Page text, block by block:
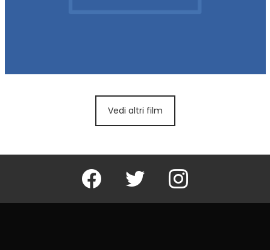
Vedi altri film
Facebook Twitter Instagram